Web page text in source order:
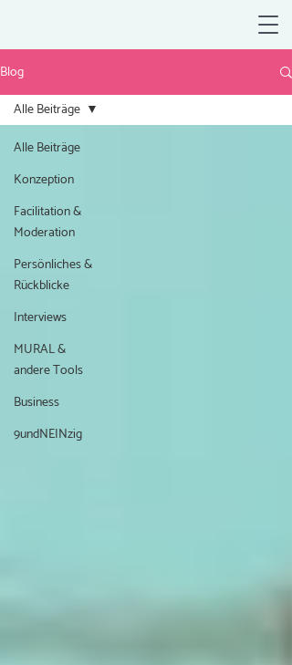
Blog
Alle Beiträge
Konzeption
Facilitation &
Moderation
Persönliches &
Rückblicke
Interviews
MURAL &
andere Tools
Business
9undNEINzig
Alle Beiträge